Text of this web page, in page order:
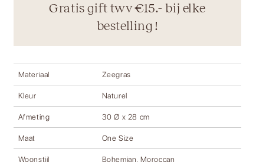
Gratis gift twv €15.- bij elke
bestelling !
Materiaal Zeegras
Kleur Naturel
Afmeting 30 Ø x 28 cm
Maat One Size
Woonstijl Bohemian, Moroccan